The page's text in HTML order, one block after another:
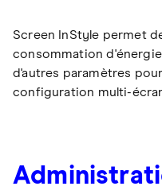
Screen InStyle permet
consommation
d'autres paramètres
configuration multi-